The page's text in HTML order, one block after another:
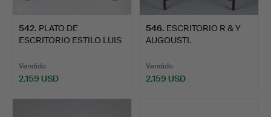
542. PLATO DE
ESCRITORIO ESTILO LUIS
Vendido
2.159 USD
546. ESCRITORIO R & Y
AUGOUSTI.
Vendido
2.159 USD